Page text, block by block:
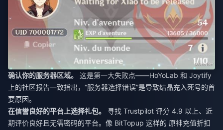
确认你的服务器区域。
这是第一大失败点——HoYoLab 和 Joytify
上的社区报告一致指出，“服务器选择错误”是导致结晶充入死号的首
要原因。
在信誉良好的平台上选择礼包。
寻找 Trustpilot 评分 4.9 以上、近
期评价良好且无需密码的平台。像 BitTopup 这样的 原神充值折扣